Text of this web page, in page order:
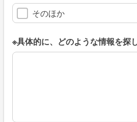
そのほか
※具体的に、どのような情報を探
※具体的に、どのような情報を探